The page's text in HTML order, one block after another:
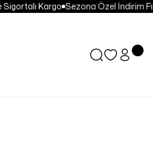
Kargo Sezona Özel İndirim